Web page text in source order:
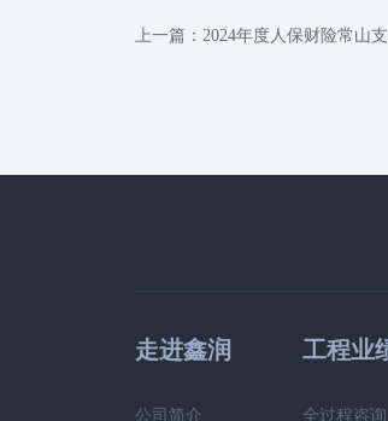
上一篇： 2024年度人保财险常山
走进鑫润
公司简介
工程业
全过程咨询